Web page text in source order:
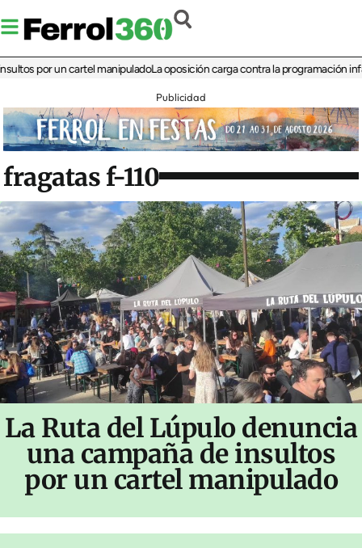
por un cartel manipuladoLa oposición carga contra la programación infantil
Publicidad
fragatas f-110
La Ruta del Lúpulo denuncia
una campaña de insultos
por un cartel manipulado